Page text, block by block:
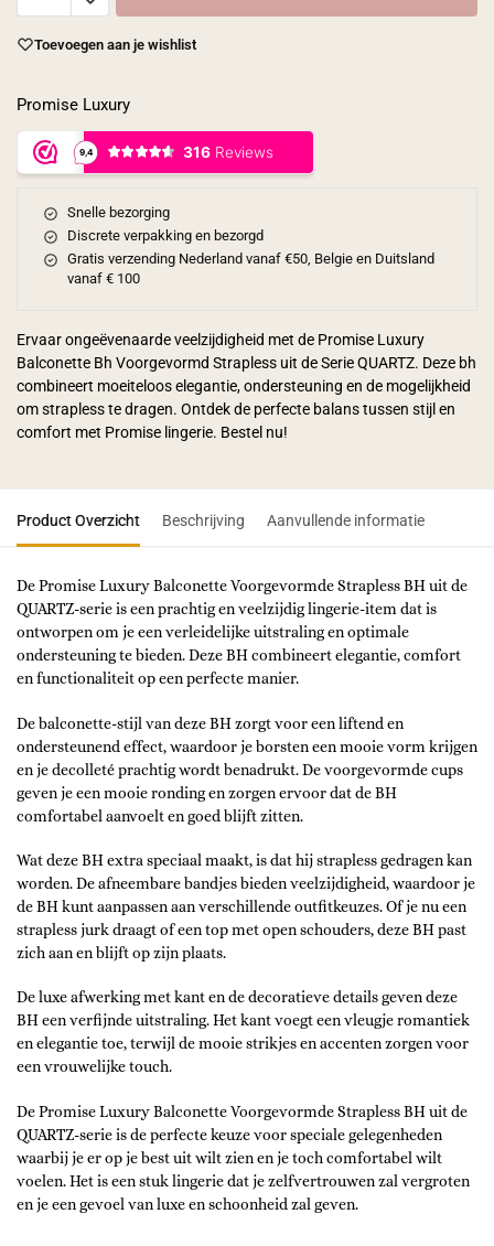
Toevoegen aan je wishlist
Promise Luxury
Snelle bezorging
Discrete verpakking en bezorgd
Gratis verzending Nederland vanaf €50, Belgie en Duitsland
vanaf € 100
Ervaar ongeëvenaarde veelzijdigheid met de Promise Luxury
Balconette Bh Voorgevormd Strapless uit de Serie QUARTZ. Deze bh
combineert moeiteloos elegantie, ondersteuning en de mogelijkheid
om strapless te dragen. Ontdek de perfecte balans tussen stijl en
comfort met Promise lingerie. Bestel nu!
Product Overzicht Beschrijving Aanvullende informatie
De Promise Luxury Balconette Voorgevormde Strapless BH uit de
QUARTZ-serie is een prachtig en veelzijdig lingerie-item dat is
ontworpen om je een verleidelijke uitstraling en optimale
ondersteuning te bieden. Deze BH combineert elegantie, comfort
en functionaliteit op een perfecte manier.
De balconette-stijl van deze BH zorgt voor een liftend en
ondersteunend effect, waardoor je borsten een mooie vorm krijgen
en je decolleté prachtig wordt benadrukt. De voorgevormde cups
geven je een mooie ronding en zorgen ervoor dat de BH
comfortabel aanvoelt en goed blijft zitten.
Wat deze BH extra speciaal maakt, is dat hij strapless gedragen kan
worden. De afneembare bandjes bieden veelzijdigheid, waardoor je
de BH kunt aanpassen aan verschillende outfitkeuzes. Of je nu een
strapless jurk draagt of een top met open schouders, deze BH past
zich aan en blijft op zijn plaats.
De luxe afwerking met kant en de decoratieve details geven deze
BH een verfijnde uitstraling. Het kant voegt een vleugje romantiek
en elegantie toe, terwijl de mooie strikjes en accenten zorgen voor
een vrouwelijke touch.
De Promise Luxury Balconette Voorgevormde Strapless BH uit de
QUARTZ-serie is de perfecte keuze voor speciale gelegenheden
waarbij je er op je best uit wilt zien en je toch comfortabel wilt
voelen. Het is een stuk lingerie dat je zelfvertrouwen zal vergroten
en je een gevoel van luxe en schoonheid zal geven.